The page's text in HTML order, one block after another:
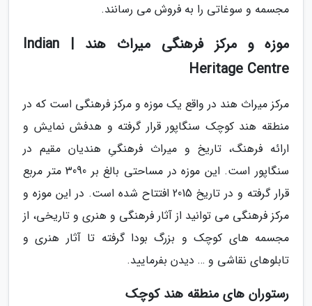
مجسمه و سوغاتی را به فروش می رسانند.
موزه و مرکز فرهنگی میراث هند | Indian
Heritage Centre
مرکز میراث هند در واقع یک موزه و مرکز فرهنگی است که در
منطقه هند کوچک سنگاپور قرار گرفته و هدفش نمایش و
ارائه فرهنگ، تاریخ و میراث فرهنگیِ هندیان مقیم در
سنگاپور است. این موزه در مساحتی بالغ بر 3090 متر مربع
قرار گرفته و در تاریخ 2015 افتتاح شده است. در این موزه و
مرکز فرهنگی می توانید از آثار فرهنگی و هنری و تاریخی، از
مجسمه های کوچک و بزرگ بودا گرفته تا آثار هنری و
تابلوهای نقاشی و … دیدن بفرمایید.
رستوران های منطقه هند کوچک